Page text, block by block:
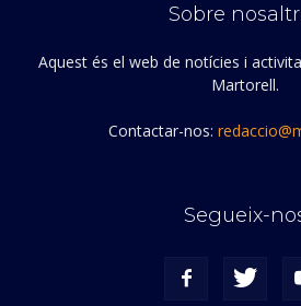
Sobre
Aquest és el web de notícies i
Martorell.
Contactar-nos:
Segueix-